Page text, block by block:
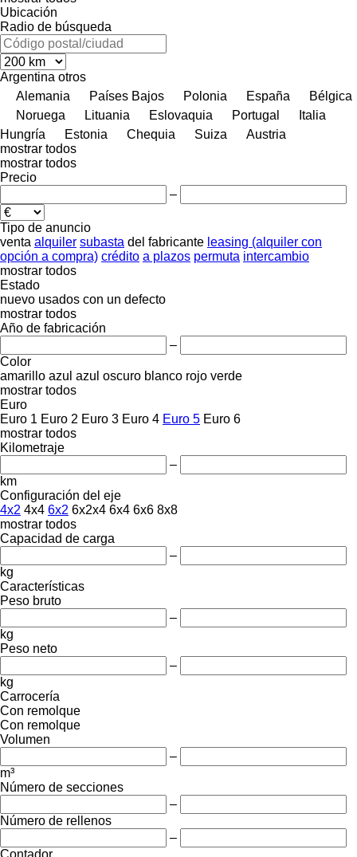
Ubicación
Radio de búsqueda
Argentina otros
Alemania
Países Bajos Polonia España
Bélgica
Noruega
Lituania Eslovaquia Portugal
Italia
Hungría
Estonia Chequia Suiza
Austria
mostrar todos
mostrar todos
Precio
–
Tipo de anuncio
venta alquiler subasta del fabricante leasing (alquiler con
opción a compra) crédito a plazos permuta intercambio
mostrar todos
Estado
nuevo usados con un defecto
mostrar todos
Año de fabricación
–
Color
amarillo azul azul oscuro blanco rojo verde
mostrar todos
Euro
Euro 1 Euro 2 Euro 3 Euro 4 Euro 5 Euro 6
mostrar todos
Kilometraje
–
km
Configuración del eje
4x2 4x4 6x2 6x2x4 6x4 6x6 8x8
mostrar todos
Capacidad de carga
–
kg
Características
Peso bruto
–
kg
Peso neto
–
kg
Carrocería
Con remolque
Con remolque
Volumen
–
m³
Número de secciones
–
Número de rellenos
–
Contador